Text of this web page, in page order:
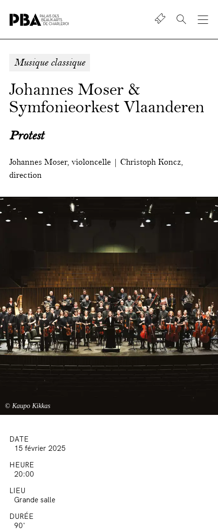
beaux-
de
Charleroi
Shop
Musique classique
Johannes Moser &
Symfonieorkest Vlaanderen
Protest
Johannes Moser, violoncelle | Christoph Koncz,
direction
© Kaupo Kikkas
DATE
15 février 2025
HEURE
20:00
LIEU
Grande salle
DURÉE
90'